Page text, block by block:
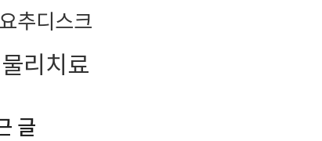
요추디스크
물리치료
글